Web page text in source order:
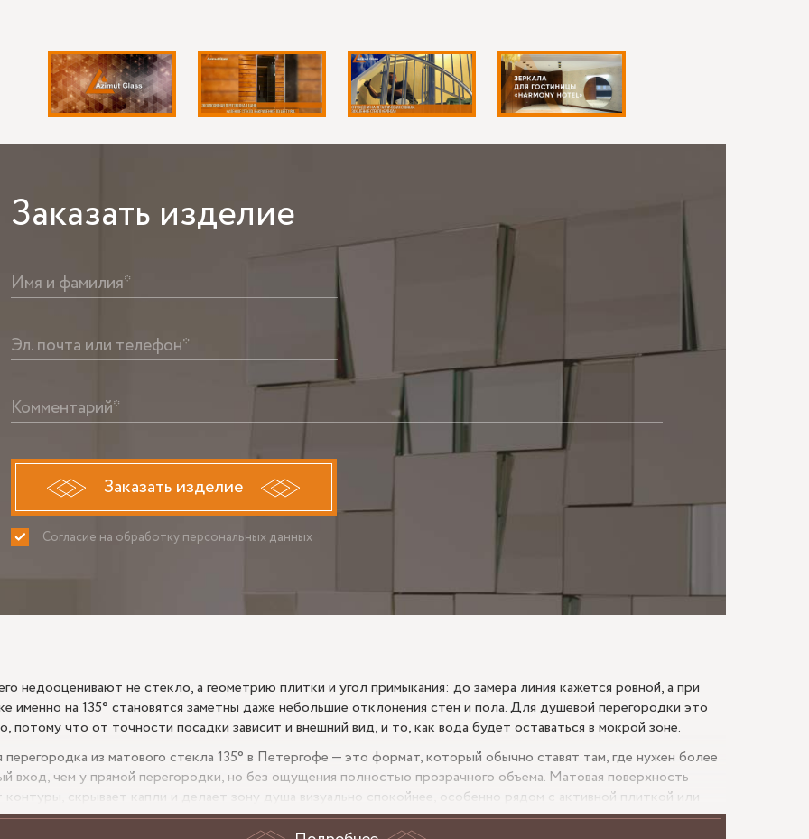
Заказать изделие
Имя и фамилия*
Эл. почта или телефон*
Комментарий*
Заказать изделие
Согласие на обработку персональных данных
ПРИНИМАЮ
недооценивают не стекло, а геометрию плитки и угол примыкания: до замера линия кажется ровной, а при
именно на 135° становятся заметны даже небольшие отклонения стен и пола. Для душевой перегородки это
потому что от точности посадки зависит и внешний вид, и то, как вода будет оставаться в мокрой зоне.
из матового стекла 135° в Петергофе — это формат, который обычно ставят там, где нужен более
вход, чем у прямой перегородки, но без ощущения полностью прозрачного объема. Матовая поверхность
контуры, скрывает капли и делает зону душа визуально спокойнее, особенно рядом с активной плиткой или
мебелью.